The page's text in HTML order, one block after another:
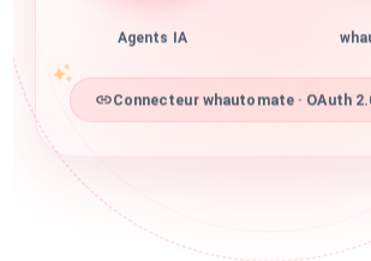
Agents IA
Connecteur whautomate · OAuth